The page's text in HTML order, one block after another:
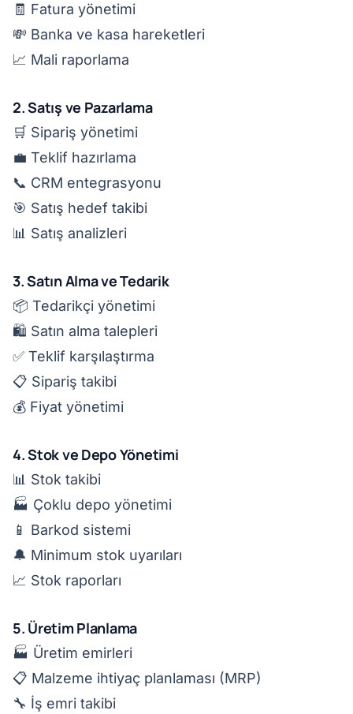
🧾 Fatura yönetimi
💸 Banka ve kasa hareketleri
📈 Mali raporlama
2. Satış ve Pazarlama
🛒 Sipariş yönetimi
💼 Teklif hazırlama
📞 CRM entegrasyonu
🎯 Satış hedef takibi
📊 Satış analizleri
3. Satın Alma ve Tedarik
📦 Tedarikçi yönetimi
🛍️ Satın alma talepleri
✅ Teklif karşılaştırma
📋 Sipariş takibi
💰 Fiyat yönetimi
4. Stok ve Depo Yönetimi
📊 Stok takibi
🏭 Çoklu depo yönetimi
📱 Barkod sistemi
🔔 Minimum stok uyarıları
📈 Stok raporları
5. Üretim Planlama
🏭 Üretim emirleri
📋 Malzeme ihtiyaç planlaması (MRP)
🔧 İş emri takibi